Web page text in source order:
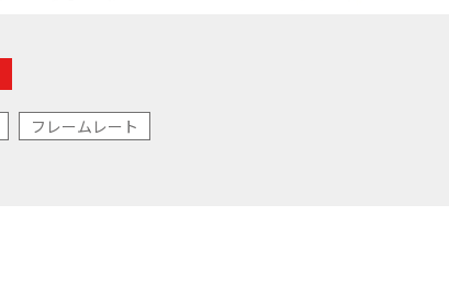
フレームレート